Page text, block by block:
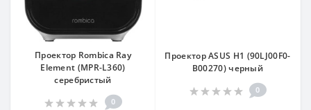
Проектор Rombica Ray
Element (MPR-L360)
серебристый
0
Проектор ASUS H1 (90LJ00F0-
B00270) черный
0